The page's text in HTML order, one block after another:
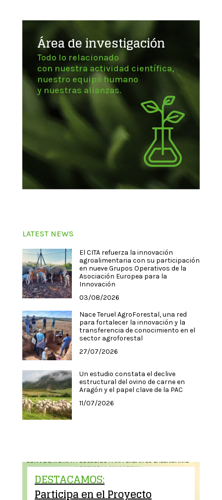
Área de investigación
Todo lo relacionado
con nuestra actividad científica,
nuestro equipo humano
y nuestras alianzas.
LATEST NEWS
El CITA refuerza la innovación
agroalimentaria con su participación
en nueve Grupos Operativos de la
Asociación Europea para la
Innovación
03/08/2026
Nace Teruel AgroForestal, una red
para fortalecer la innovación y la
transferencia de conocimiento en el
sector agroforestal
27/07/2026
Un estudio constata el declive
estructural del ovino de carne en
Aragón y el papel clave de la PAC
11/07/2026
DESTACAMOS:
Participa en el Proyecto